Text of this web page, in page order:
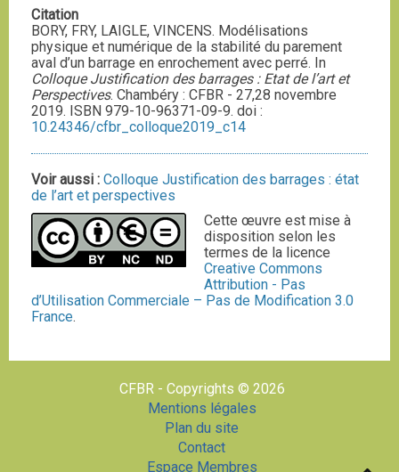
Citation
BORY, FRY, LAIGLE, VINCENS. Modélisations
physique et numérique de la stabilité du parement
aval d’un barrage en enrochement avec perré. In
Colloque Justification des barrages : Etat de l’art et
Perspectives. Chambéry : CFBR - 27,28 novembre
2019. ISBN 979-10-96371-09-9. doi :
10.24346/cfbr_colloque2019_c14
Voir aussi : Colloque Justification des barrages : état
de l’art et perspectives
Cette œuvre est mise à
disposition selon les
termes de la licence
Creative Commons
Attribution - Pas
d’Utilisation Commerciale – Pas de Modification 3.0
France.
CFBR - Copyrights © 2026
Mentions légales
Plan du site
Contact
Espace Membres